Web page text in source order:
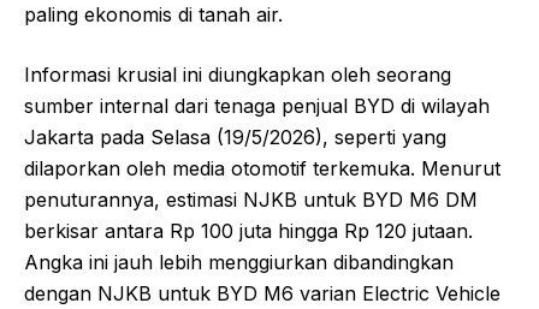
paling ekonomis di tanah air.
Informasi krusial ini diungkapkan oleh seorang
sumber internal dari tenaga penjual BYD di wilayah
Jakarta pada Selasa (19/5/2026), seperti yang
dilaporkan oleh media otomotif terkemuka. Menurut
penuturannya, estimasi NJKB untuk BYD M6 DM
berkisar antara Rp 100 juta hingga Rp 120 jutaan.
Angka ini jauh lebih menggiurkan dibandingkan
dengan NJKB untuk BYD M6 varian Electric Vehicle